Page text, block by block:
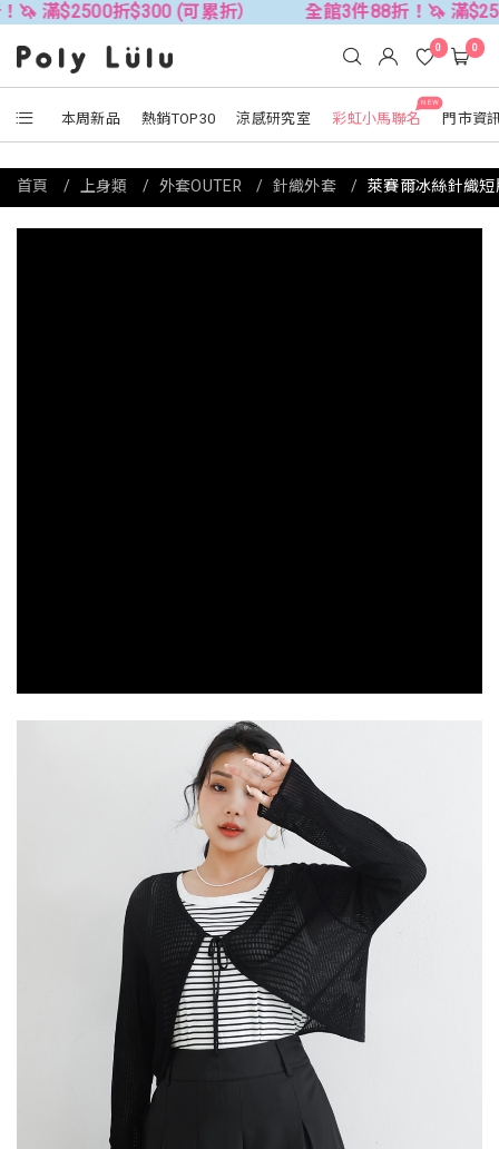
折$300 (可累折） 全館3件88折！🦄 滿$2500折
本周新品 熱銷TOP30 涼感研究室
NEW
彩虹小馬聯名 門市資
0 0
首頁 上身類 外套OUTER 針織外套 萊賽爾冰絲針織